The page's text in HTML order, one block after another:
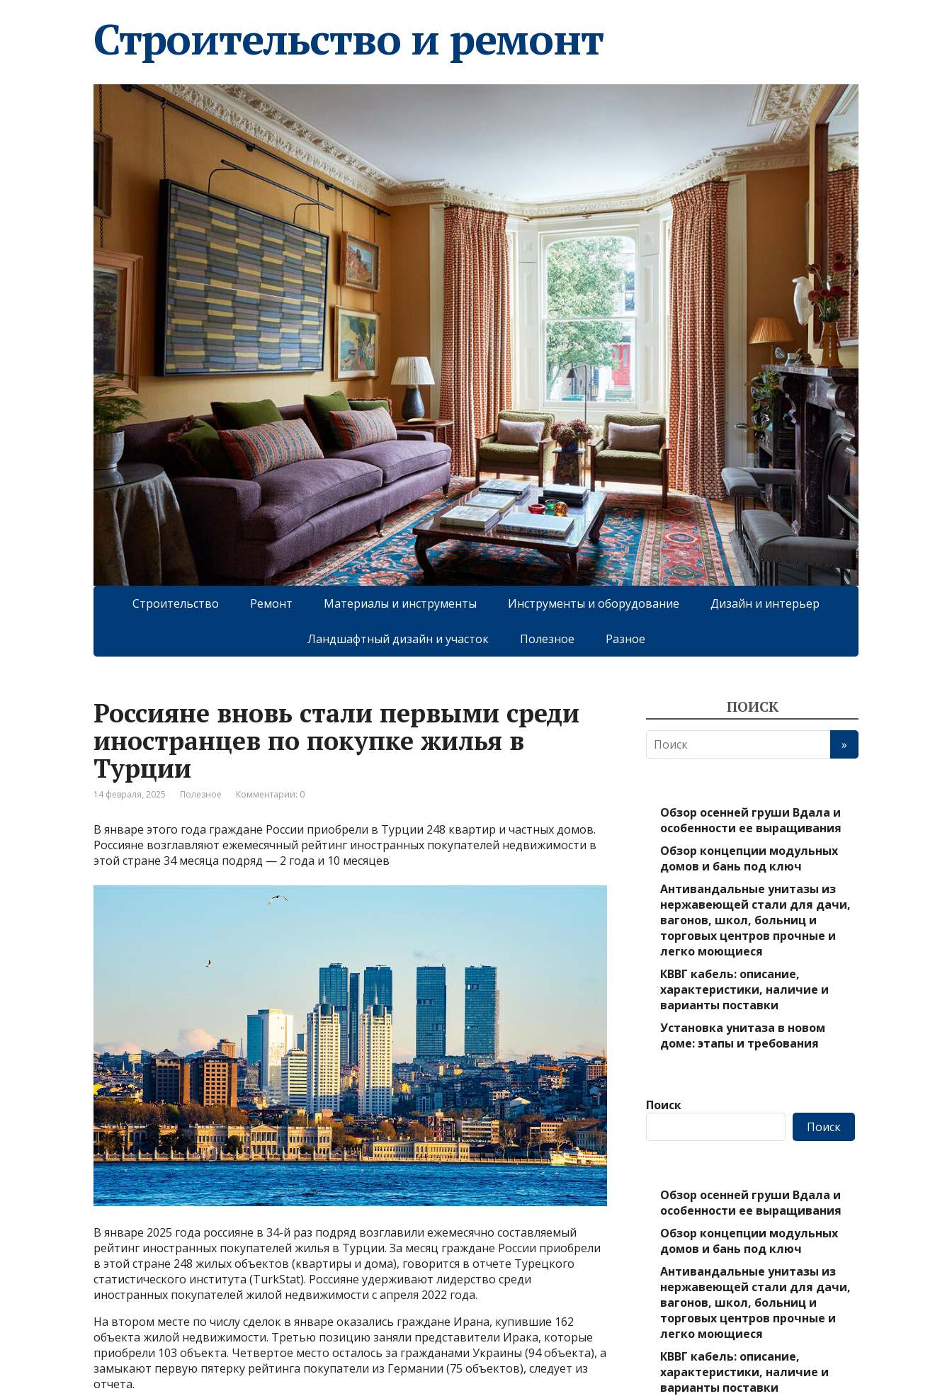
Строительство и ремонт
Строительство Ремонт Материалы и инструменты Инструменты и оборудование Дизайн и интерьер
Ландшафтный дизайн и участок Полезное Разное
Россияне вновь стали первыми среди
иностранцев по покупке жилья в
Турции
14 февраля, 2025 Полезное Комментарии: 0
В январе этого года граждане России приобрели в Турции 248 квартир и частных домов.
Россияне возглавляют ежемесячный рейтинг иностранных покупателей недвижимости в
этой стране 34 месяца подряд — 2 года и 10 месяцев
В январе 2025 года россияне в 34-й раз подряд возглавили ежемесячно составляемый
рейтинг иностранных покупателей жилья в Турции. За месяц граждане России приобрели
в этой стране 248 жилых объектов (квартиры и дома), говорится в отчете Турецкого
статистического института (TurkStat). Россияне удерживают лидерство среди
иностранных покупателей жилой недвижимости с апреля 2022 года.
На втором месте по числу сделок в январе оказались граждане Ирана, купившие 162
объекта жилой недвижимости. Третью позицию заняли представители Ирака, которые
приобрели 103 объекта. Четвертое место осталось за гражданами Украины (94 объекта), а
замыкают первую пятерку рейтинга покупатели из Германии (75 объектов), следует из
отчета.
ПОИСК
Обзор осенней груши Вдала и
особенности ее выращивания
Обзор концепции модульных
домов и бань под ключ
Антивандальные унитазы из
нержавеющей стали для дачи,
вагонов, школ, больниц и
торговых центров прочные и
легко моющиеся
КВВГ кабель: описание,
характеристики, наличие и
варианты поставки
Установка унитаза в новом
доме: этапы и требования
Поиск
Поиск
Обзор осенней груши Вдала и
особенности ее выращивания
Обзор концепции модульных
домов и бань под ключ
Антивандальные унитазы из
нержавеющей стали для дачи,
вагонов, школ, больниц и
торговых центров прочные и
легко моющиеся
КВВГ кабель: описание,
характеристики, наличие и
варианты поставки